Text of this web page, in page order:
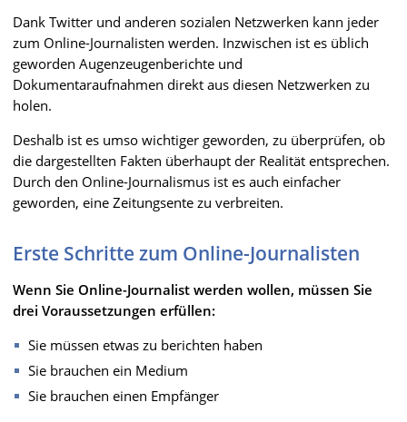
Dank Twitter und anderen sozialen Netzwerken kann jeder
zum Online-Journalisten werden. Inzwischen ist es üblich
geworden Augenzeugenberichte und
Dokumentaraufnahmen direkt aus diesen Netzwerken zu
holen.
Deshalb ist es umso wichtiger geworden, zu überprüfen, ob
die dargestellten Fakten überhaupt der Realität entsprechen.
Durch den Online-Journalismus ist es auch einfacher
geworden, eine Zeitungsente zu verbreiten.
Erste Schritte zum Online-Journalisten
Wenn Sie Online-Journalist werden wollen, müssen Sie
drei Voraussetzungen erfüllen:
Sie müssen etwas zu berichten haben
Sie brauchen ein Medium
Sie brauchen einen Empfänger